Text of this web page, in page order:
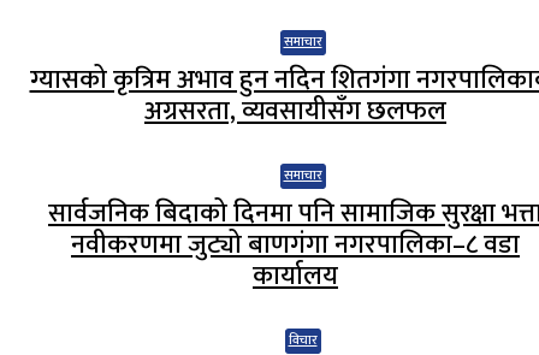
समाचार
ग्यासको कृत्रिम अभाव हुन नदिन शितगंगा
अग्रसरता, व्यवसायीसँग छलफल
समाचार
सार्वजनिक बिदाको दिनमा पनि सामाजिक सुरक्षा
नवीकरणमा जुट्यो बाणगंगा नगरपालिका–८ वडा
कार्यालय
विचार